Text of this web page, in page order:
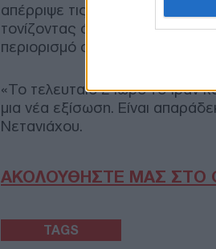
απέρριψε τις προειδοποιήσεις
τονίζοντας ότι το Ισραήλ δεν
περιορισμό στις στρατιωτικές
«Το τελευταίο 24ωρο το Ιράν
μια νέα εξίσωση. Είναι
Νετανιάχου.
ΑΚΟΛΟΥΘΗΣΤΕ ΜΑΣ ΣΤΟ
TAGS